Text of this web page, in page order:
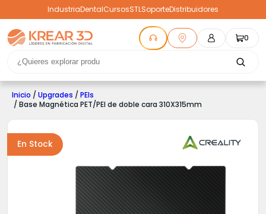
IndustriaDentalCursosSTLSoporteDistribuidores
0
Inicio / Upgrades / PEIs
/ Base Magnética PET/PEI de doble cara 310X315mm
En Stock